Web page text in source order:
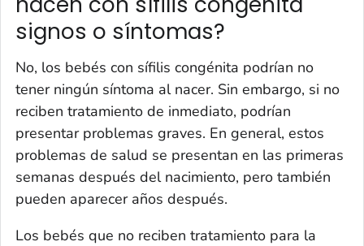
signos o síntomas?
No, los bebés con sífilis congénita podrían no
tener ningún síntoma al nacer. Sin embargo, si no
reciben tratamiento de inmediato, podrían
presentar problemas graves. En general, estos
problemas de salud se presentan en las primeras
semanas después del nacimiento, pero también
pueden aparecer años después.
Los bebés que no reciben tratamiento para la